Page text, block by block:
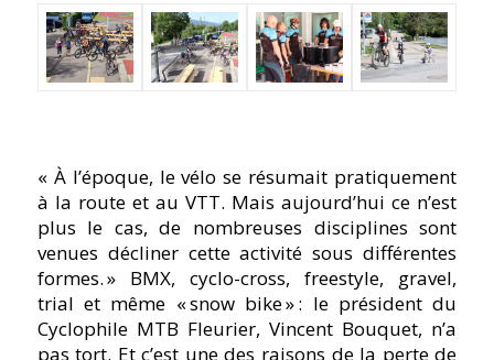
« À l’époque, le vélo se résumait pratiquement
à la route et au VTT. Mais aujourd’hui ce n’est
plus le cas, de nombreuses disciplines sont
venues décliner cette activité sous différentes
formes. » BMX, cyclo-cross, freestyle, gravel,
trial et même « snow bike » : le président du
Cyclophile MTB Fleurier, Vincent Bouquet, n’a
pas tort. Et c’est une des raisons de la perte de